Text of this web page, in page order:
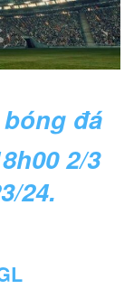
đá
2/3
24.